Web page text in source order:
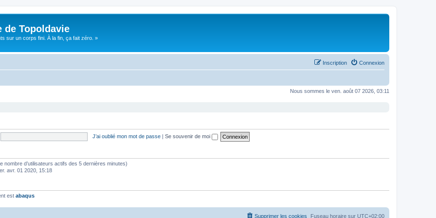
de Topoldavie
sur un corps fini. À la fin, ça fait zéro. »
Connexion
Inscription
Nous sommes le ven. août 07 2026, 03:11
J’ai oublié mon mot de passe | Se souvenir de moi
d’utilisateurs actifs des 5 dernières minutes)
avr. 01 2020, 15:18
est abaqus
Fuseau horaire sur UTC+02:00
Supprimer les cookies